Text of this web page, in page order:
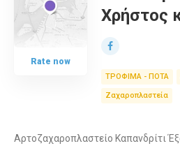
Rate now
Χρήστος
ΤΡΟΦΙΜΑ - ΠΟΤΑ
Ζαχαροπλαστεία
Αρτοζαχαροπλαστείο Καπανδρίτι